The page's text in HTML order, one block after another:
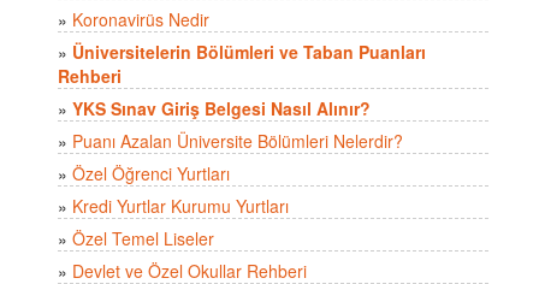
» Koronavirüs Nedir
» Üniversitelerin Bölümleri ve Taban Puanları
Rehberi
» YKS Sınav Giriş Belgesi Nasıl Alınır?
» Puanı Azalan Üniversite Bölümleri Nelerdir?
» Özel Öğrenci Yurtları
» Kredi Yurtlar Kurumu Yurtları
» Özel Temel Liseler
» Devlet ve Özel Okullar Rehberi